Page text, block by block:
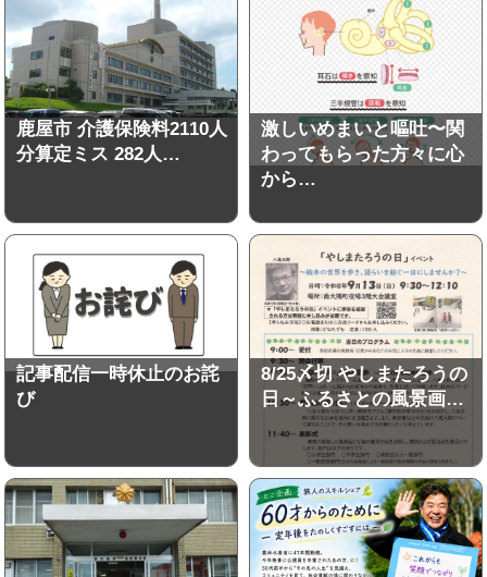
鹿屋市 介護保険料2110人
分算定ミス 282人…
激しいめまいと嘔吐〜関
わってもらった方々に心
から…
記事配信一時休止のお詫
び
8/25〆切 やしまたろうの
日～ふるさとの風景画…